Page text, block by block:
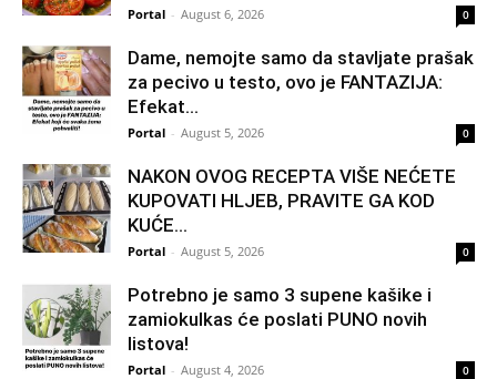
Portal - August 6, 2026 0
Dame, nemojte samo da stavljate prašak
za pecivo u testo, ovo je FANTAZIJA:
Efekat...
Portal - August 5, 2026 0
NAKON OVOG RECEPTA VIŠE NEĆETE
KUPOVATI HLJEB, PRAVITE GA KOD
KUĆE…
Portal - August 5, 2026 0
Potrebno je samo 3 supene kašike i
zamiokulkas će poslati PUNO novih
listova!
Portal - August 4, 2026 0